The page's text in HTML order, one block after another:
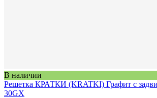
В наличии
Решетка КРАТКИ (KRATKI) Графит с
30GX